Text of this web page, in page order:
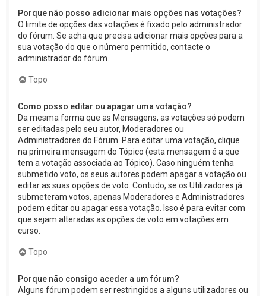
Porque não posso adicionar mais opções nas votações?
O limite de opções das votações é fixado pelo administrador
do fórum. Se acha que precisa adicionar mais opções para a
sua votação do que o número permitido, contacte o
administrador do fórum.
Topo
Como posso editar ou apagar uma votação?
Da mesma forma que as Mensagens, as votações só podem
ser editadas pelo seu autor, Moderadores ou
Administradores do Fórum. Para editar uma votação, clique
na primeira mensagem do Tópico (esta mensagem é a que
tem a votação associada ao Tópico). Caso ninguém tenha
submetido voto, os seus autores podem apagar a votação ou
editar as suas opções de voto. Contudo, se os Utilizadores já
submeteram votos, apenas Moderadores e Administradores
podem editar ou apagar essa votação. Isso é para evitar com
que sejam alteradas as opções de voto em votações em
curso.
Topo
Porque não consigo aceder a um fórum?
Alguns fórum podem ser restringidos a alguns utilizadores ou